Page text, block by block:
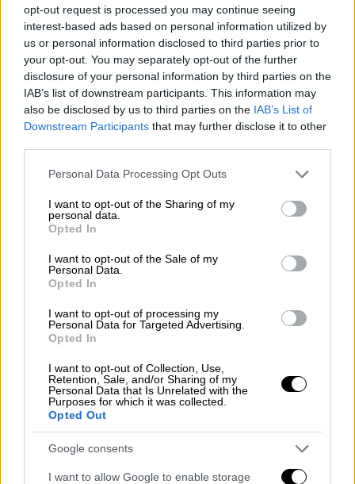
opt-out request is processed you may continue seeing
interest-based ads based on personal information utilized by
us or personal information disclosed to third parties prior to
your opt-out. You may separately opt-out of the further
disclosure of your personal information by third parties on the
IAB’s list of downstream participants. This information may
also be disclosed by us to third parties on the IAB’s List of
Downstream Participants that may further disclose it to other
Please note that this website/app uses one or more Google
not limited to your visit or usage behaviour. You may click to
grant or deny consent to Google and its third-party tags to
use your data for below specified purposes in below Google
consent section.
Personal Data Processing Opt Outs
I want to opt-out of the Sharing of my
personal data.
Opted In
I want to opt-out of the Sale of my
Personal Data.
Opted In
I want to opt-out of processing my
Personal Data for Targeted Advertising.
Opted In
I want to opt-out of Collection, Use,
Retention, Sale, and/or Sharing of my
Personal Data that Is Unrelated with the
Purposes for which it was collected.
Opted Out
Google consents
I want to allow Google to enable storage
Viral|11.01.2022 07:31
Δεν θα πιστεύετε στα μάτια σας -
Εκπληκτικοί φωτορεαλιστικοί πίνακες
Ο ταλαντούχος καλλιτέχνης που εργάζεται
με το ψευδώνυμο «Hirothropologie» και έχει
γίνει παγκοσμίως γνωστός για την
μοιάζουν με φωτογραφίες